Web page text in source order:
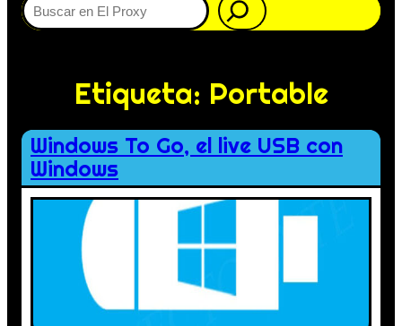
Etiqueta: Portable
Windows To Go, el live USB con
Windows